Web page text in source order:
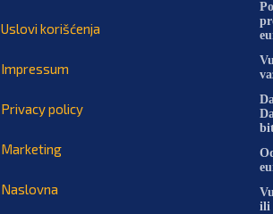
Uslovi korišćenja
Impressum
Privacy policy
Marketing
Naslovna
ili